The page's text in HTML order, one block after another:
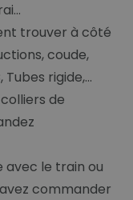
trouver à côté
coude,
rigide,...
de
avec le train ou
commander